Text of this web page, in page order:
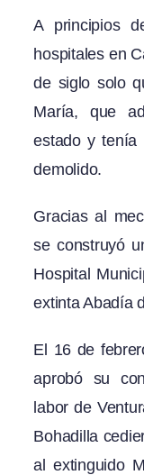
A principios
hospitales en
de siglo solo
María, que
estado y tenía
demolido.
Gracias al
se construyó
Hospital
extinta Abadía
El 16 de
aprobó su
labor de
Bohadilla
al extinguido